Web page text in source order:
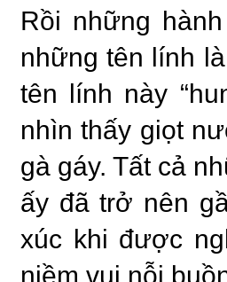
Rồi những
những tên lính
tên lính này
nhìn thấy giọt
gà gáy. Tất cả
ấy đã trở nên
xúc khi được
niềm vui nỗi